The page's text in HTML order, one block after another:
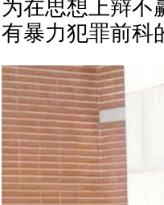
为在思想上辩不
有暴力犯罪前科